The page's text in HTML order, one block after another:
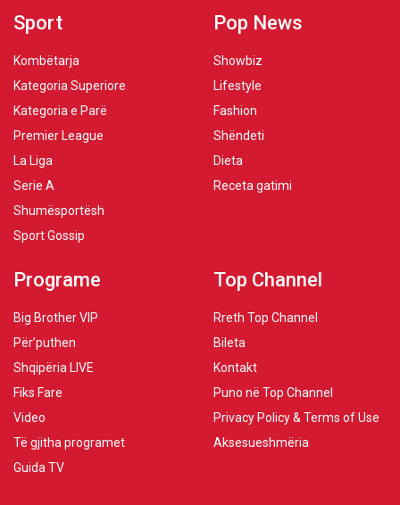
Sport
Kombëtarja
Kategoria Superiore
Kategoria e Parë
Premier League
La Liga
Serie A
Shumësportësh
Sport Gossip
Pop News
Showbiz
Lifestyle
Fashion
Shëndeti
Dieta
Receta gatimi
Programe
Big Brother VIP
Për’puthen
Shqipëria LIVE
Fiks Fare
Video
Të gjitha programet
Guida TV
Top Channel
Rreth Top Channel
Bileta
Kontakt
Puno në Top Channel
Privacy Policy & Terms of Use
Aksesueshmëria